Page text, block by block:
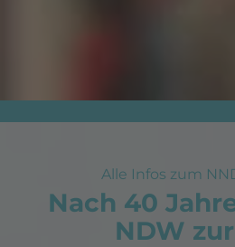
Alle Infos zum
Nach 40
NDW